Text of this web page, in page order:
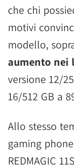
che chi
motivi
modello,
aumento nei
versione 12/
16/512 GB a
Allo stesso
gaming
REDMAGIC